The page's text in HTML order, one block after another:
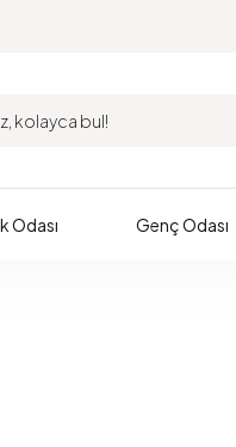
Odası Genç Odası